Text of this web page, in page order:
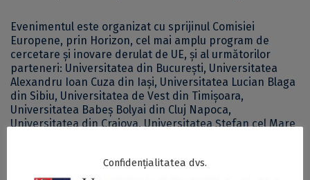
Evenimentul este organizat cu sprijinul Comisiei
Europene, prin Horizon, cel mai amplu program de
cercetare și inovare derulat de UE, și al următorilor
parteneri: Universitatea din București, Universitatea
Alexandru Ioan Cuza din Iași, Universitatea Lucian Blaga
din Sibiu, Universitatea de Vest din Timișoara,
Universitatea Babeș Bolyai din Cluj Napoca,
Universitatea din Craiova,Universitatea Ștefan cel Mare
Fizica Laserilor, Plasmei și Radiației Institutul Național
Confidențialitatea dvs.